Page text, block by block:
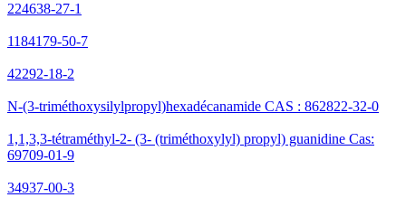
224638-27-1
1184179-50-7
42292-18-2
N-(3-triméthoxysilylpropyl)hexadécanamide CAS : 862822-32-0
1,1,3,3-tétraméthyl-2- (3- (triméthoxylyl) propyl) guanidine Cas:
69709-01-9
34937-00-3